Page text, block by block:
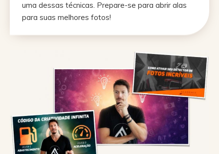
uma dessas técnicas. Prepare-se para abrir alas
para suas melhores fotos!